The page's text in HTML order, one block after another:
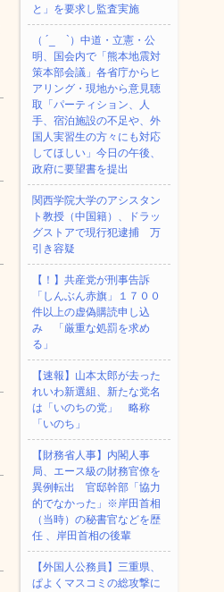
と」を要求し監査実施
（ ´_ゝ`）中道・立憲・公
明、国会内で「熊本地震対
策本部会議」各省庁からヒ
アリング・現地から意見聴
取「パーティション、人
手、宿泊施設の不足や、外
国人実習生の方々にも対応
してほしい」今日の午後、
政府に要望書を提出
関西学院大学のアシスタン
ト教授（中国籍）、ドラッ
グストアで現行犯逮捕 万
引き容疑
【！】共産党が刑事告訴
「しんぶん赤旗」１７００
件以上の虚偽購読申し込
み 「厳重な処罰を求め
る」
【速報】山本太郎が去った
れいわ新選組、新たな党名
は「いのちの党」 略称
「いのち」
【財務省人事】内閣人事
局、エース級の財務官僚を
異例転出 官邸幹部「協力
的でなかった」※岸田首相
（当時）の秘書官などを歴
任 、岸田首相の後輩
【外国人公務員】三重県、
ぱよくマスコミの総攻撃に